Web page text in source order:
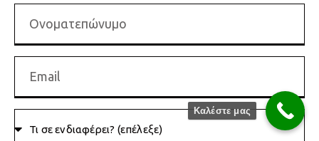
Καλέστε μας